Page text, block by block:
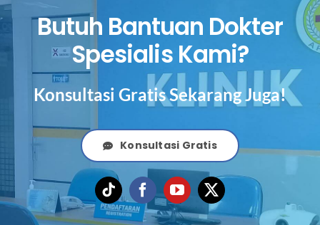
Butuh Bantuan Dokter
Spesialis Kami?
Konsultasi Gratis Sekarang Juga!
Konsultasi Gratis